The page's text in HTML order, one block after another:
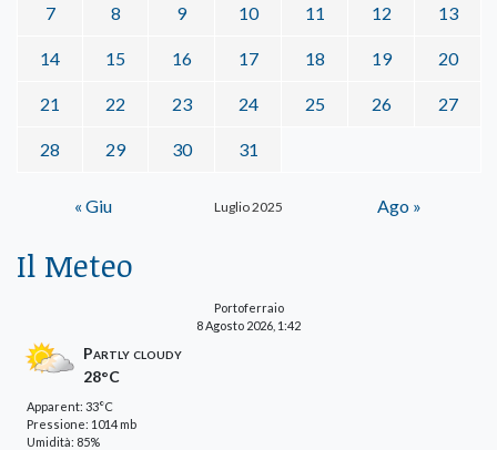
Luglio 2025
7 8 9 10 11 12 13
14 15 16 17 18 19 20
21 22 23 24 25 26 27
28 29 30 31
« Giu Ago »
Il Meteo
Portoferraio
8 Agosto 2026, 1:42
Partly cloudy
28°C
Apparent: 33°C
Pressione: 1014 mb
Umidità: 85%